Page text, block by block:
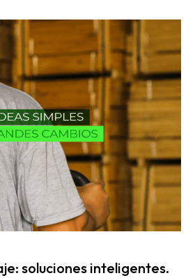
soluciones inteligentes.